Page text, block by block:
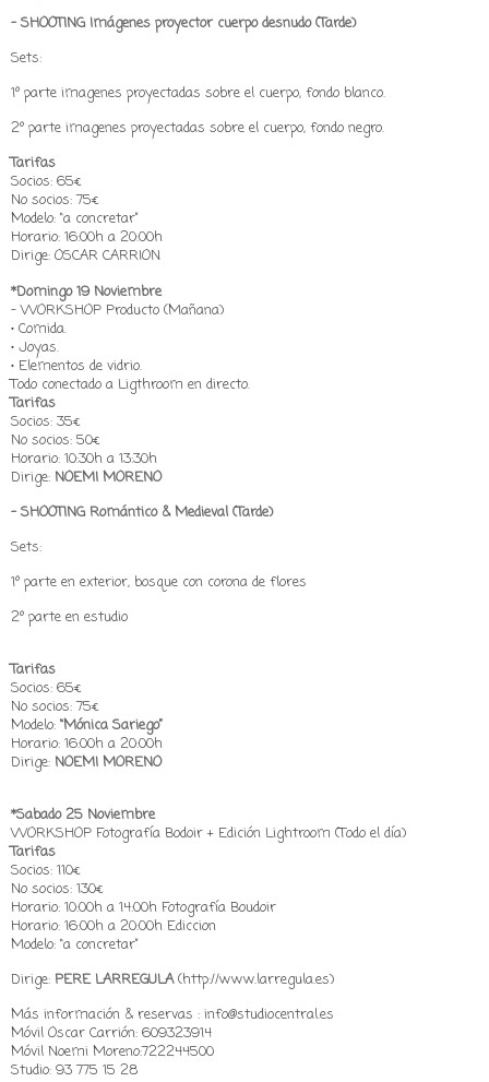
- SHOOTING Imágenes proyector cuerpo desnudo (Tarde)
Sets:
1º parte imagenes proyectadas sobre el cuerpo, fondo blanco.
2º parte imagenes proyectadas sobre el cuerpo, fondo negro.
Tarifas
Socios: 65€
No socios: 75€
Modelo: “a concretar”
Horario: 16:00h a 20:00h
Dirige: OSCAR CARRION
*Domingo 19 Noviembre
- WORKSHOP Producto (Mañana)
• Comida.
• Joyas.
• Elementos de vidrio.
Todo conectado a Ligthroom en directo.
Tarifas
Socios: 35€
No socios: 50€
Horario: 10:30h a 13:30h
Dirige: NOEMI MORENO
- SHOOTING Romántico & Medieval (Tarde)
Sets:
1º parte en exterior, bosque con corona de flores
2º parte en estudio
Tarifas
Socios: 65€
No socios: 75€
Modelo: “Mónica Sariego”
Horario: 16:00h a 20:00h
Dirige: NOEMI MORENO
*Sabado 25 Noviembre
WORKSHOP Fotografía Bodoir + Edición Lightroom (Todo el día)
Tarifas
Socios: 110€
No socios: 130€
Horario: 10:00h a 14:00h Fotografía Boudoir
Horario: 16:00h a 20:00h Ediccion
Modelo: “a concretar”
Dirige: PERE LARREGULA(http://www.larregula.es)
Más información & reservas : info@studiocentral.es
Móvil Oscar Carrión: 609323914
Móvil Noemi Moreno:722244500
Studio: 93 775 15 28